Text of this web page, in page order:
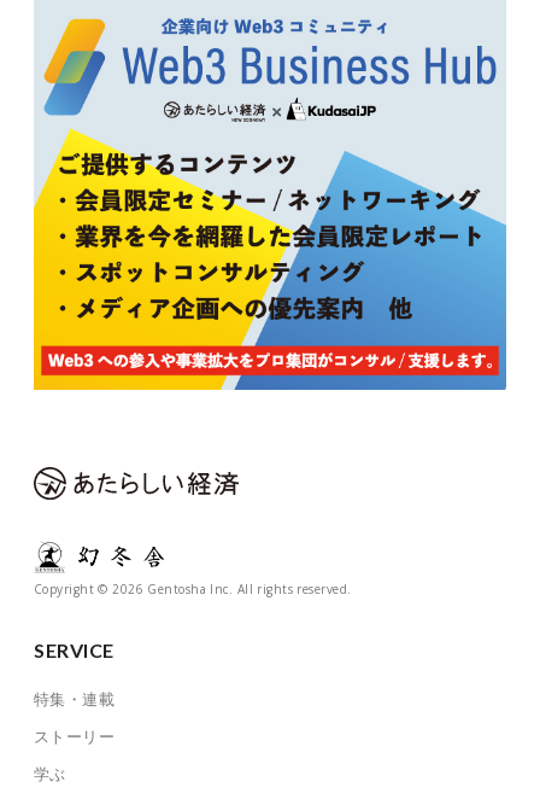
Copyright © 2026 Gentosha Inc. All rights reserved.
SERVICE
特集・連載
ストーリー
学ぶ